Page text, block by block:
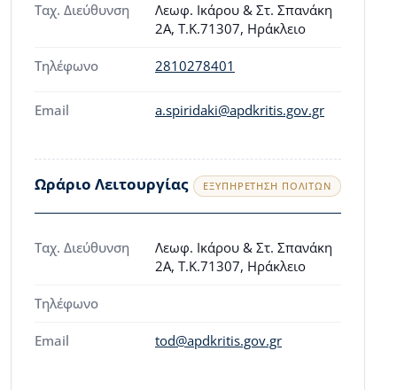
Ταχ. Διεύθυνση
Λεωφ. Ικάρου & Στ. Σπανάκη
2A, Τ.Κ.71307, Ηράκλειο
Τηλέφωνο 2810278401
Email a.spiridaki@apdkritis.gov.gr
Ωράριο Λειτουργίας ΕΞΥΠΗΡΈΤΗΣΗ ΠΟΛΙΤΏΝ
Ταχ. Διεύθυνση
Λεωφ. Ικάρου & Στ. Σπανάκη
2A, Τ.Κ.71307, Ηράκλειο
Τηλέφωνο
Email tod@apdkritis.gov.gr